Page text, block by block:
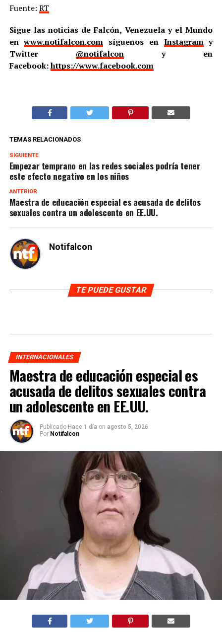
Fuente: RT
Sigue las noticias de Falcón, Venezuela y el Mundo
enwww.notifalcon.com síguenos en Instagramy
Twitter @notifalcony en
Facebook:https://www.facebook.com
TEMAS RELACIONADOS
SIGUIENTE
Empezar temprano en las redes sociales podría tener
este efecto negativo en los niños
ANTERIOR
Maestra de educación especial es acusada de delitos
sexuales contra un adolescente en EE.UU.
Notifalcon
TE PUEDE GUSTAR
INTERNACIONALES
Maestra de educación especial es
acusada de delitos sexuales contra
un adolescente en EE.UU.
Publicado Hace 1 día on agosto 5, 2026
Por Notifalcon